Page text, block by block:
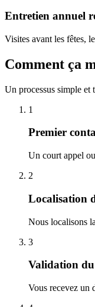
Entretien annuel
Visites avant les fêtes,
Comment ça
Un processus simple et
1
Premier
Un court appel
2
Localisation
Nous localisons
3
Validation
Vous recevez un